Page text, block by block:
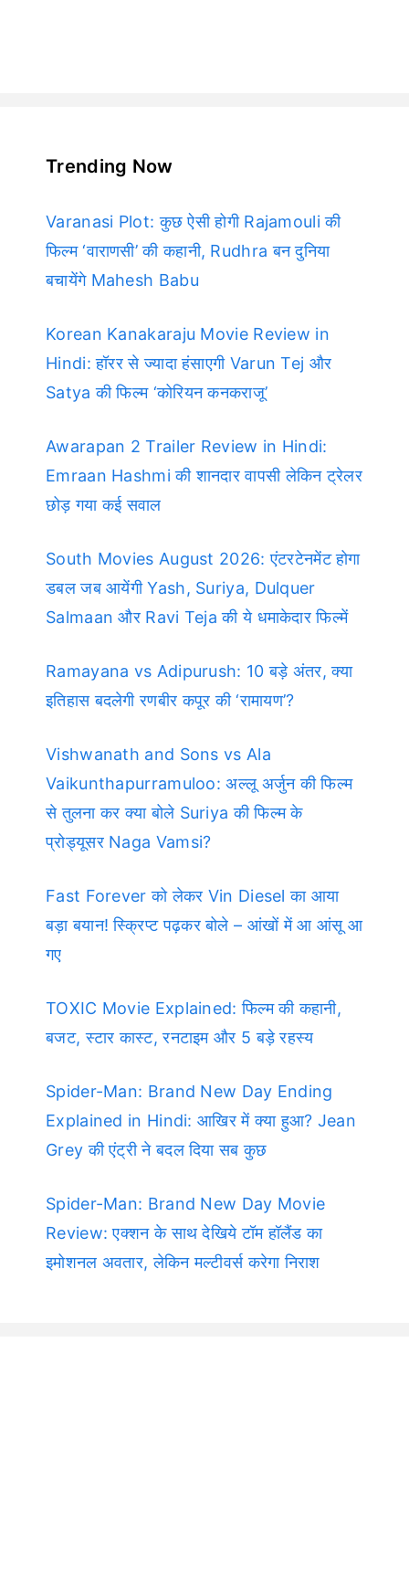
Trending Now
Varanasi Plot: कुछ ऐसी होगी Rajamouli की
फिल्म ‘वाराणसी’ की कहानी, Rudhra बन दुनिया
बचायेंगे Mahesh Babu
Korean Kanakaraju Movie Review in
Hindi: हॉरर से ज्यादा हंसाएगी Varun Tej और
Satya की फिल्म ‘कोरियन कनकराजू’
Awarapan 2 Trailer Review in Hindi:
Emraan Hashmi की शानदार वापसी लेकिन ट्रेलर
छोड़ गया कई सवाल
South Movies August 2026: एंटरटेनमेंट होगा
डबल जब आयेंगी Yash, Suriya, Dulquer
Salmaan और Ravi Teja की ये धमाकेदार फिल्में
Ramayana vs Adipurush: 10 बड़े अंतर, क्या
इतिहास बदलेगी रणबीर कपूर की ‘रामायण’?
Vishwanath and Sons vs Ala
Vaikunthapurramuloo: अल्लू अर्जुन की फिल्म
से तुलना कर क्या बोले Suriya की फिल्म के
प्रोड्यूसर Naga Vamsi?
Fast Forever को लेकर Vin Diesel का आया
बड़ा बयान! स्क्रिप्ट पढ़कर बोले – आंखों में आ आंसू आ
गए
TOXIC Movie Explained: फिल्म की कहानी,
बजट, स्टार कास्ट, रनटाइम और 5 बड़े रहस्य
Spider-Man: Brand New Day Ending
Explained in Hindi: आखिर में क्या हुआ? Jean
Grey की एंट्री ने बदल दिया सब कुछ
Spider-Man: Brand New Day Movie
Review: एक्शन के साथ देखिये टॉम हॉलैंड का
इमोशनल अवतार, लेकिन मल्टीवर्स करेगा निराश